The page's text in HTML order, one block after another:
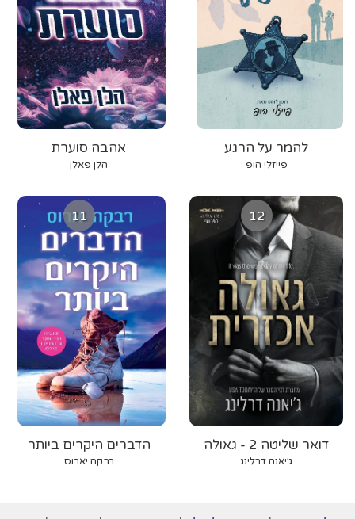
אהבה סוערת
הלן פאלן
להמר על הרגע
פייזלי הופ
11
הדברים היקרים ביותר
רבקה יארוס
12
דואר שליטה 2 - גאולה
אכזרית
ג׳יאנה דרלינג